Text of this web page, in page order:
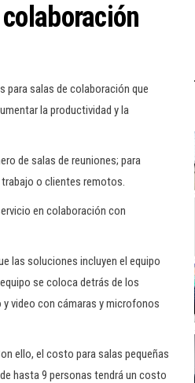
para salas de colaboración que
la productividad y la
de salas de reuniones; para
o clientes remotos.
en colaboración con
las soluciones incluyen el equipo
se coloca detrás de los
video con cámaras y microfonos
ello, el costo para salas pequeñas
hasta 9 personas tendrá un costo